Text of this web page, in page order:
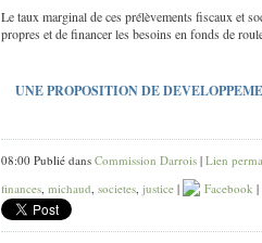
Le taux marginal de ces prélèvements fiscaux et
propres et de financer les besoins en fonds de
UNE PROPOSITION DE
08:00 Publié dans Commission Darrois | Lien
finances michaud societes justice | Facebook |